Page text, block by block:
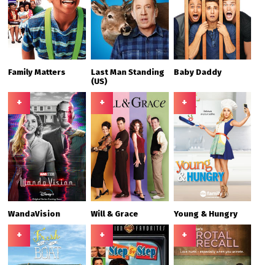
Family Matters
Last Man Standing
(US)
Baby Daddy
+
WandaVision
+
Will & Grace
+
Young & Hungry
+ + +